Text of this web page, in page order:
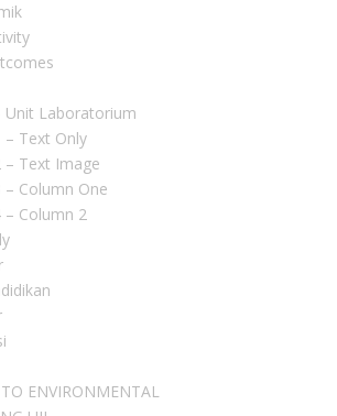
Unit Laboratorium
– Text Only
– Text Image
Column One
– Column 2
ENVIRONMENTAL